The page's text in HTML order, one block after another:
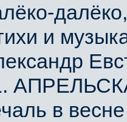
и
в